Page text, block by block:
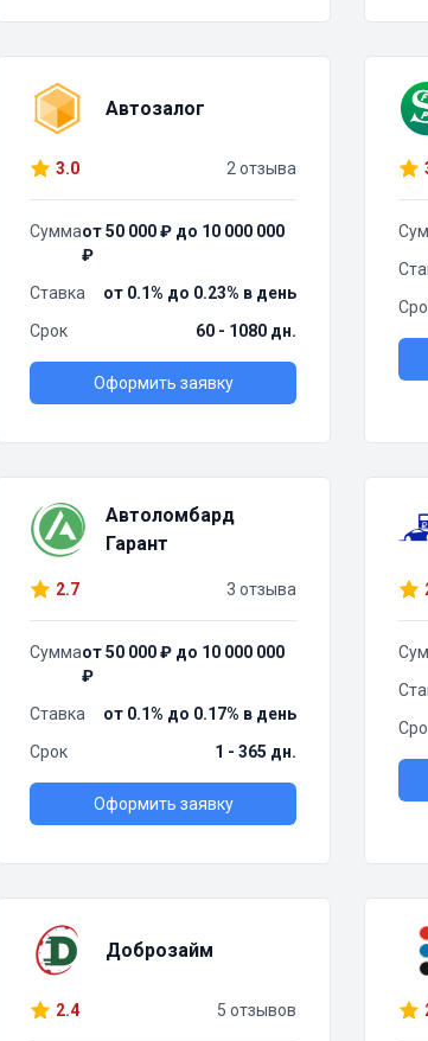
Автозалог
3.0 2 отзыва
Суммаот 50 000 ₽ до 10 000 000
₽
Ставка
от 0.1% до 0.23% в день
Срок
60 - 1080 дн.
Оформить заявку
Автоломбард
Гарант
2.7 3 отзыва
Суммаот 50 000 ₽ до 10 000 000
₽
Ставка
от 0.1% до 0.17% в день
Срок
1 - 365 дн.
Оформить заявку
Доброзайм
2.4 5 отзывов